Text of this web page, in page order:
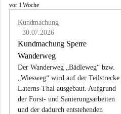
L
vor 1 Woche
Kundmachung
30.07.2026
Kundmachung Sperre
Wanderweg
Der Wanderweg „Bädleweg“ bzw.
„Wiesweg“ wird auf der Teilstrecke
Laterns-Thal ausgebaut. Aufgrund
der Forst- und Sanierungsarbeiten
und der dadurch entstehenden